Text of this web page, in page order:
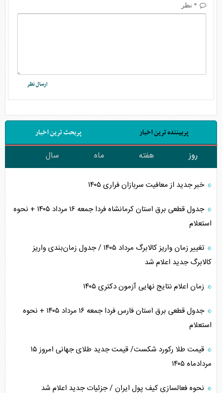
* نظر
پربیننده ترین اخبار پربحث ترین اخبار
روز هفته ماه سال
خبر جدید از معافیت سربازان فراری ۱۴۰۵
جدول قطعی برق استان کرمانشاه فردا جمعه ۱۶ مرداد ۱۴۰۵ + نحوه
استعلام
تغییر زمان واریز کالابرگ مرداد ۱۴۰۵ / جدول زمان‌بندی واریز
کالابرگ جدید اعلام شد
زمان اعلام نتایج نهایی آزمون دکتری ۱۴۰۵
جدول قطعی برق استان فارس فردا جمعه ۱۶ مرداد ۱۴۰۵ + نحوه
استعلام
قیمت طلا رکورد شکست/ قیمت جدید طلای جهانی امروز ۱۵
مردادماه ۱۴۰۵
نحوه فعالسازی کیف پول ایران / جزئیات جدید اعلام شد